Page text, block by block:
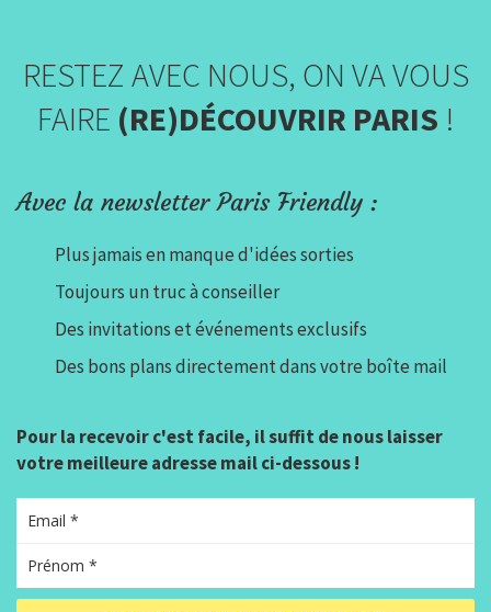
RESTEZ AVEC NOUS, ON VA VOUS
FAIRE (RE)DÉCOUVRIR PARIS !
Avec la newsletter Paris Friendly :
Plus jamais en manque d'idées sorties
Toujours un truc à conseiller
Des invitations et événements exclusifs
Des bons plans directement dans votre boîte mail
Pour la recevoir c'est facile, il suffit de nous laisser
votre meilleure adresse mail ci-dessous !